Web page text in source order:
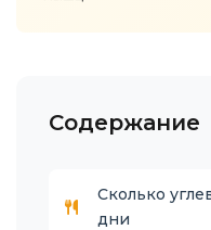
Содержание
Сколько
дни